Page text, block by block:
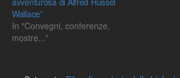
Wallace”
In "Convegni, conferenze,
mostre..."